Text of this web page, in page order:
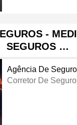
-
SEGUROS …
Agência De
Corretor De